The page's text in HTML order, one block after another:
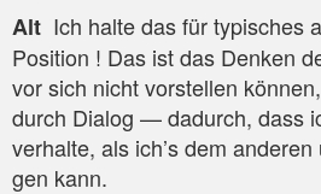
Alt Ich hal­te das für typi­sches
Posi­ti­on ! Das ist das Den­ken
vor sich nicht vor­stel­len
durch Dia­log — dadurch, dass
ver­hal­te, als ich’s dem
gen kann.